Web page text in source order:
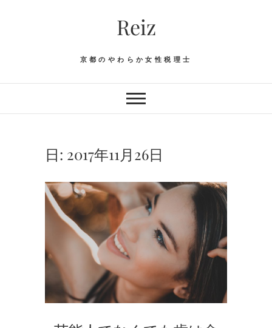
Reiz
京都のやわらか女性税理士
日: 2017年11月26日